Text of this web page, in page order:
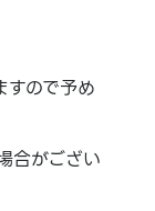
ので予め
合がござい